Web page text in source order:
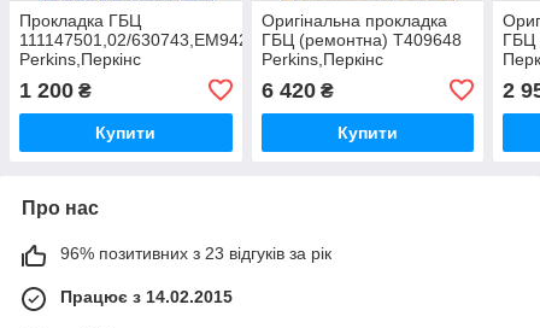
Прокладка ГБЦ
111147501,02/630743,EM9427
Perkins,Перкінс
1 200 ₴
Купити
Оригінальна прокладка
ГБЦ (ремонтна) T409648
Perkins,Перкінс
6 420₴
Купити
ГБЦ
2
Про нас
96% позитивних з 23 відгуків за рік
Працює з 14.02.2015